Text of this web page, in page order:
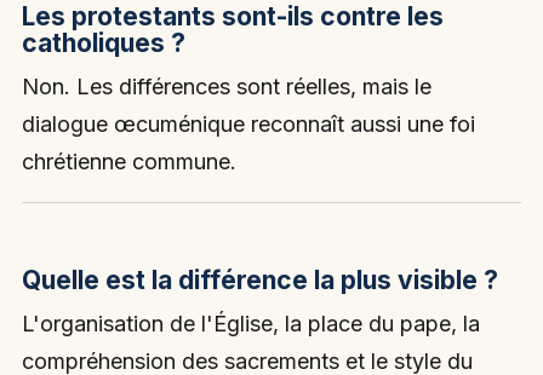
Les protestants sont-ils contre les
catholiques ?
Non. Les différences sont réelles, mais le
dialogue œcuménique reconnaît aussi une foi
chrétienne commune.
Quelle est la différence la plus visible ?
L'organisation de l'Église, la place du pape, la
compréhension des sacrements et le style du